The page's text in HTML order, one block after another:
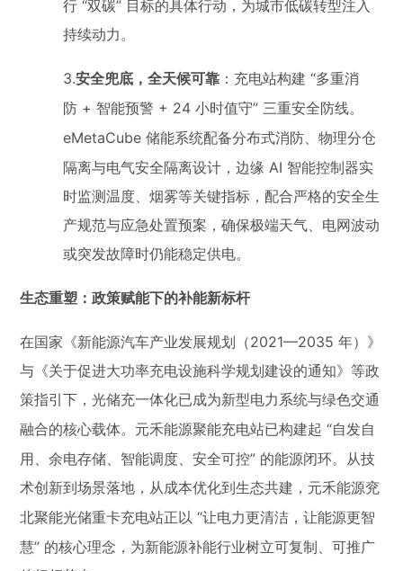
行 “双碳” 目标的具体行动，为城市低碳转型注入
持续动力。
3.安全兜底，全天候可靠 ：充电站构建 “多重消
防 + 智能预警 + 24小时值守” 三重安全防线。
eMetaCube储能系统配备分布式消防、物理分仓
隔离与电气安全隔离设计，边缘 AI 智能控制器实
时监测温度、烟雾等关键指标，配合严格的安全生
产规范与应急处置预案，确保极端天气、电网波动
或突发故障时仍能稳定供电。
生态重塑：政策赋能下的补能新标杆
在国家《新能源汽车产业发展规划（2021—2035年）》
与《关于促进大功率充电设施科学规划建设的通知》等政
策指引下，光储充一体化已成为新型电力系统与绿色交通
融合的核心载体。元禾能源聚能充电站已构建起 “自发自
用、余电存储、智能调度、安全可控” 的能源闭环。从技
术创新到场景落地，从成本优化到生态共建，元禾能源兖
北聚能光储重卡充电站正以 “让电力更清洁，让能源更智
慧” 的核心理念，为新能源补能行业树立可复制、可推广